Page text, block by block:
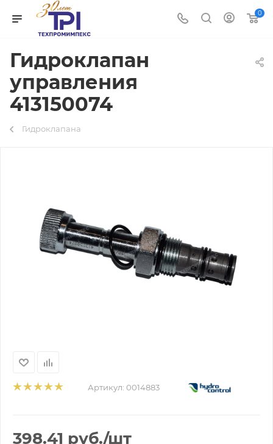
0
Гидроклапан
управления
413150074
Гидроклапана
Артикул: 0014883
398.41 руб./шт